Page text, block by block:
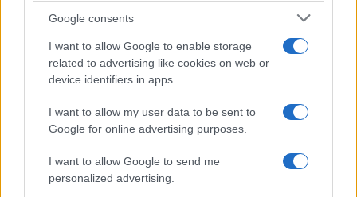
Google consents
I want to allow Google to enable storage
related to advertising like cookies on web or
device identifiers in apps.
I want to allow my user data to be sent to
Google for online advertising purposes.
I want to allow Google to send me
personalized advertising.